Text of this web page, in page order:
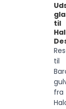
til
til
fra